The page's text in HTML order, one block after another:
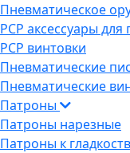
Пневматическое
PCP аксессуары
PCP винтовки
Пневматические
Пневматические
Патроны
Патроны нарезные
Патроны к